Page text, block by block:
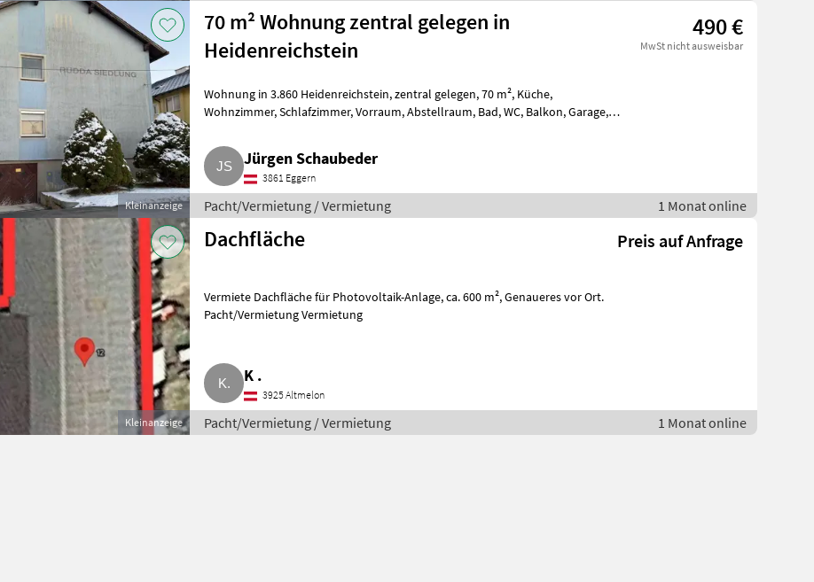
Kleinanzeige
70 m² Wohnung zentral gelegen in
Heidenreichstein
490 €
MwSt nicht ausweisbar
Wohnung in 3.860 Heidenreichstein, zentral gelegen, 70 m², Küche,
Wohnzimmer, Schlafzimmer, Vorraum, Abstellraum, Bad, WC, Balkon, Garage,
Jürgen Schaubeder
3861 Eggern
Pacht/Vermietung / Vermietung 1 Monat online
Kleinanzeige
Dachfläche Preis auf Anfrage
Vermiete Dachfläche für Photovoltaik-Anlage, ca. 600 m², Genaueres vor Ort.
Pacht/Vermietung Vermietung
K .
3925 Altmelon
Pacht/Vermietung / Vermietung 1 Monat online